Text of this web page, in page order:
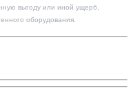
выгоду или иной ущерб,
оборудования.